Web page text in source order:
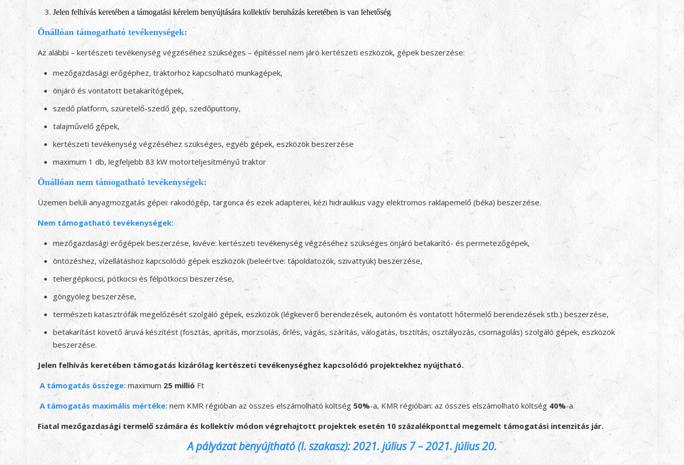
Jelen felhívás keretében a támogatási kérelem benyújtására kollektív beruházás keretében is van lehetőség
Önállóan támogatható tevékenységek:
Az alábbi – kertészeti tevékenység végzéséhez szükséges – építéssel nem járó kertészeti eszközök, gépek beszerzése:
mezőgazdasági erőgéphez, traktorhoz kapcsolható munkagépek,
önjáró és vontatott betakarítógépek,
szedő platform, szüretelő-szedő gép, szedőputtony,
talajművelő gépek,
kertészeti tevékenység végzéséhez szükséges, egyéb gépek, eszközök beszerzése
maximum 1 db, legfeljebb 83 kW motorteljesítményű traktor
Önállóan nem támogatható tevékenységek:
Üzemen belüli anyagmozgatás gépei: rakodógép, targonca és ezek adapterei, kézi hidraulikus vagy elektromos raklapemelő (béka) beszerzése.
Nem támogatható tevékenységek:
mezőgazdasági erőgépek beszerzése, kivéve: kertészeti tevékenység végzéséhez szükséges önjáró betakarító- és permetezőgépek,
öntözéshez, vízellátáshoz kapcsolódó gépek eszközök (beleértve: tápoldatozók, szivattyúk) beszerzése,
tehergépkocsi, pótkocsi és félpótkocsi beszerzése,
göngyöleg beszerzése,
természeti katasztrófák megelőzését szolgáló gépek, eszközök (légkeverő berendezések, autonóm és vontatott hőtermelő berendezések stb.) beszerzése,
betakarítást követő áruvá készítést (fosztás, aprítás, morzsolás, őrlés, vágás, szárítás, válogatás, tisztítás, osztályozás, csomagolás) szolgáló gépek, eszközök
beszerzése.
Jelen felhívás keretében támogatás kizárólag kertészeti tevékenységhez kapcsolódó projektekhez nyújtható.
A támogatás összege: maximum 25 millió Ft
A támogatás maximális mértéke:nem KMR régióban az összes elszámolható költség 50%-a, KMR régióban: az összes elszámolható költség 40%-a.
Fiatal mezőgazdasági termelő számára és kollektív módon végrehajtott projektek esetén 10 százalékponttal megemelt támogatási intenzitás jár.
A pályázat benyújtható (I. szakasz): 2021. július 7 – 2021. július 20.